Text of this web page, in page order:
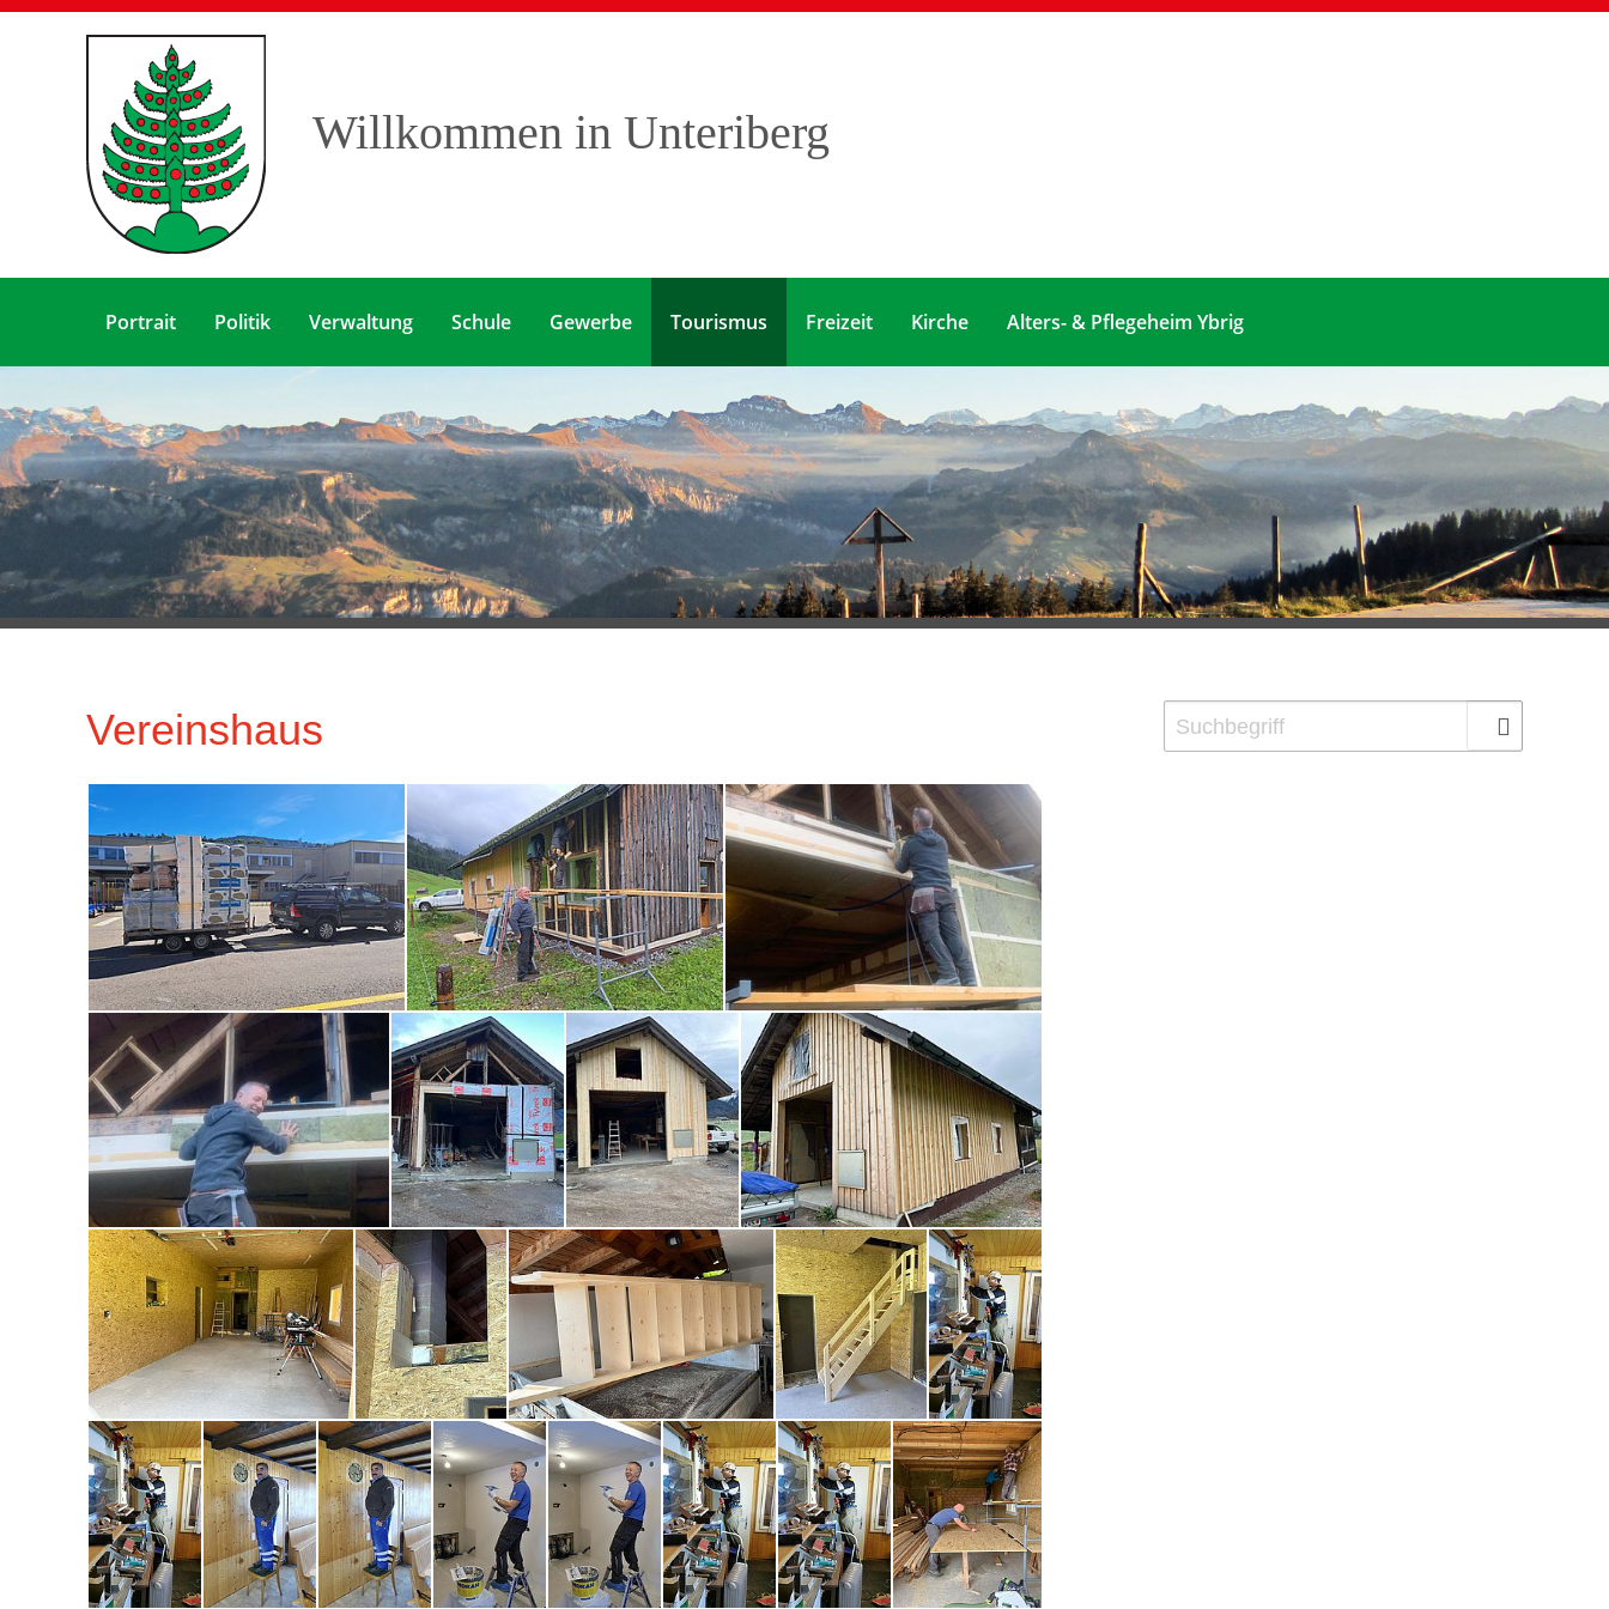
Willkommen in Unteriberg
Portrait Politik Verwaltung Schule Gewerbe Tourismus Freizeit Kirche Alters- & Pflegeheim Ybrig
Vereinshaus